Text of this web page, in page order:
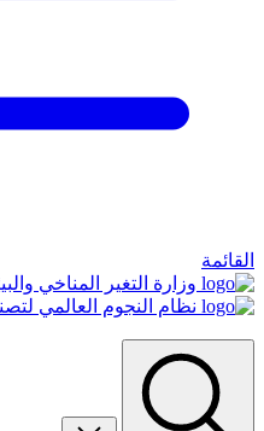
القائمة
وزارة التغير المناخي
نظام النجوم العالمي